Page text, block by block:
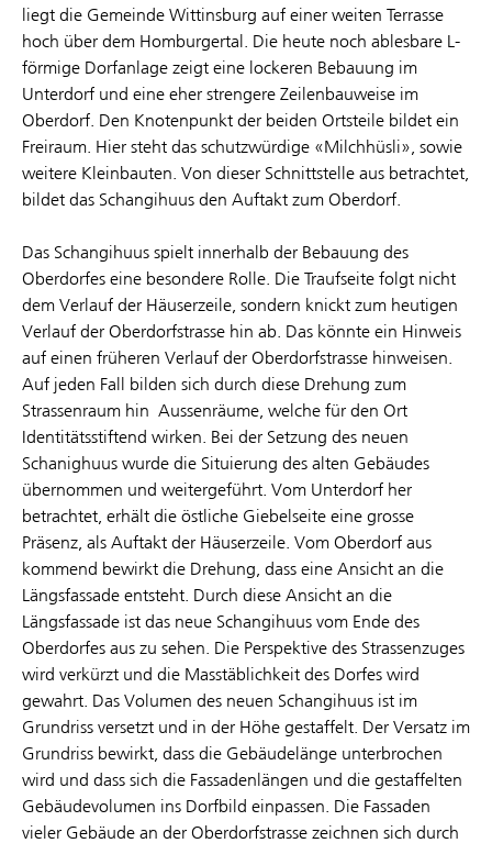
liegt die Gemeinde Wittinsburg auf einer weiten Terrasse
hoch über dem Homburgertal. Die heute noch ablesbare L-
förmige Dorfanlage zeigt eine lockeren Bebauung im
Unterdorf und eine eher strengere Zeilenbauweise im
Oberdorf. Den Knotenpunkt der beiden Ortsteile bildet ein
Freiraum. Hier steht das schutzwürdige «Milchhüsli», sowie
weitere Kleinbauten. Von dieser Schnittstelle aus betrachtet,
bildet das Schangihuus den Auftakt zum Oberdorf.
Das Schangihuus spielt innerhalb der Bebauung des
Oberdorfes eine besondere Rolle. Die Traufseite folgt nicht
dem Verlauf der Häuserzeile, sondern knickt zum heutigen
Verlauf der Oberdorfstrasse hin ab. Das könnte ein Hinweis
auf einen früheren Verlauf der Oberdorfstrasse hinweisen.
Auf jeden Fall bilden sich durch diese Drehung zum
Strassenraum hin Aussenräume, welche für den Ort
Identitätsstiftend wirken. Bei der Setzung des neuen
Schanighuus wurde die Situierung des alten Gebäudes
übernommen und weitergeführt. Vom Unterdorf her
betrachtet, erhält die östliche Giebelseite eine grosse
Präsenz, als Auftakt der Häuserzeile. Vom Oberdorf aus
kommend bewirkt die Drehung, dass eine Ansicht an die
Längsfassade entsteht. Durch diese Ansicht an die
Längsfassade ist das neue Schangihuus vom Ende des
Oberdorfes aus zu sehen. Die Perspektive des Strassenzuges
wird verkürzt und die Masstäblichkeit des Dorfes wird
gewahrt. Das Volumen des neuen Schangihuus ist im
Grundriss versetzt und in der Höhe gestaffelt. Der Versatz im
Grundriss bewirkt, dass die Gebäudelänge unterbrochen
wird und dass sich die Fassadenlängen und die gestaffelten
Gebäudevolumen ins Dorfbild einpassen. Die Fassaden
vieler Gebäude an der Oberdorfstrasse zeichnen sich durch